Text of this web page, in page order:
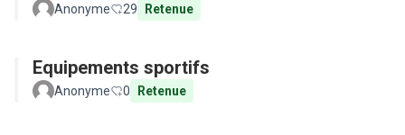
Anonyme 29 Retenue
Equipements sportifs
Anonyme 0 Retenue